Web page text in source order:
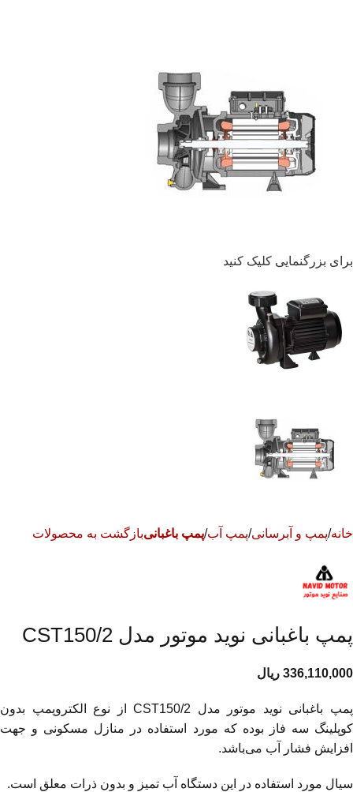
برای بزرگنمایی کلیک کنید
خانه پمپ و آبرسانی پمپ آب پمپ باغبانیبازگشت به محصولات
پمپ باغبانی نوید موتور مدل CST150/2
336,110,000 ریال
پمپ باغبانی نوید موتور مدل CST150/2 از نوع الکتروپمپ بدون
کوپلینگ سه فاز بوده که مورد استفاده در منازل مسکونی و جهت
افزایش فشار آب می‌باشد.
سیال مورد استفاده در این دستگاه آب تمیز و بدون ذرات معلق است.